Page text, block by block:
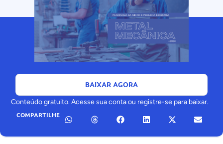
BAIXAR AGORA
Conteúdo gratuito. Acesse sua conta ou registre-se para baixar.
COMPARTILHE